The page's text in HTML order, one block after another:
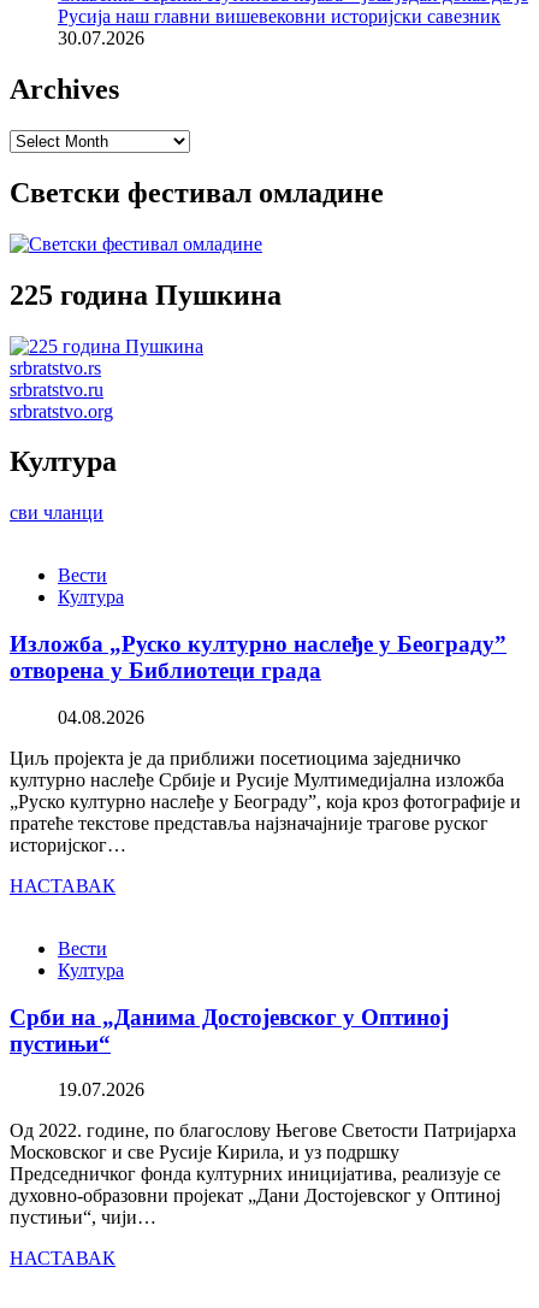
Русија наш главни вишевековни историјски савезник
30.07.2026
Archives
Archives
Светски фестивал омладине
225 година Пушкина
srbratstvo.rs
srbratstvo.ru
srbratstvo.org
Култура
сви чланци
Вести
Култура
Изложба „Руско културно наслеђе у Београду”
отворена у Библиотеци града
04.08.2026
Циљ пројекта је да приближи посетиоцима заједничко
културно наслеђе Србије и Русије Мултимедијална изложба
„Руско културно наслеђе у Београду”, која кроз фотографије и
пратеће текстове представља најзначајније трагове руског
историјског…
НАСТАВАК
Вести
Култура
Срби на „Данима Достојевског у Оптиној
пустињи“
19.07.2026
Од 2022. године, по благослову Његове Светости Патријарха
Московског и све Русије Кирила, и уз подршку
Председничког фонда културних иницијатива, реализује се
духовно-образовни пројекат „Дани Достојевског у Оптиној
пустињи“, чији…
НАСТАВАК